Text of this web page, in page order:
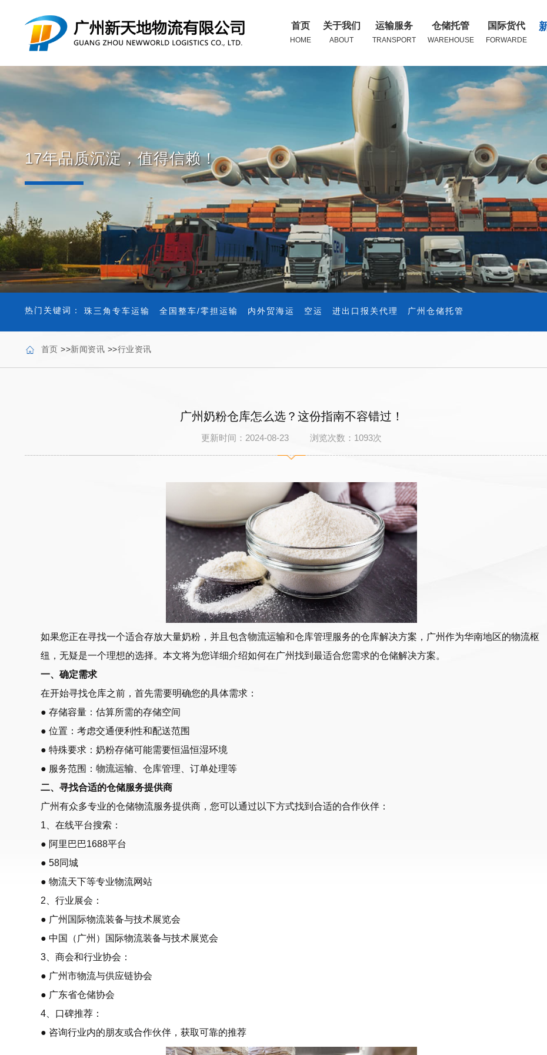
首页
HOME
关于我们
ABOUT
运输服务
TRANSPORT
仓储托管
WAREHOUSE
国际货代
FORWARDE
17年品质沉淀，值得信赖！
热门关键词： 珠三角专车运输 全国整车/零担运输 内外贸海运 空运 进出口报关代理 广州仓储托管
首页 >>新闻资讯 >>行业资讯
广州奶粉仓库怎么选？这份指南不容错过！
更新时间：2024-08-23 浏览次数： 1093次
如果您正在寻找一个适合存放大量奶粉，并且包含物流运输和仓库管理服务的仓库解决方案，广州作为华南地区的物流枢
纽，无疑是一个理想的选择。本文将为您详细介绍如何在广州找到最适合您需求的仓储解决方案。
一、确定需求
在开始寻找仓库之前，首先需要明确您的具体需求：
● 存储容量：估算所需的存储空间
● 位置：考虑交通便利性和配送范围
● 特殊要求：奶粉存储可能需要恒温恒湿环境
● 服务范围： 物流运输 、仓库管理、订单处理等
二、寻找合适的仓储服务提供商
广州有众多专业的仓储物流服务提供商，您可以通过以下方式找到合适的合作伙伴：
1、在线平台搜索：
● 阿里巴巴1688平台
● 58同城
● 物流天下等专业物流网站
2、行业展会：
● 广州国际物流装备与技术展览会
● 中国（广州）国际物流装备与技术展览会
3、商会和行业协会：
● 广州市物流与供应链协会
● 广东省仓储协会
4、口碑推荐：
● 咨询行业内的朋友或合作伙伴，获取可靠的推荐